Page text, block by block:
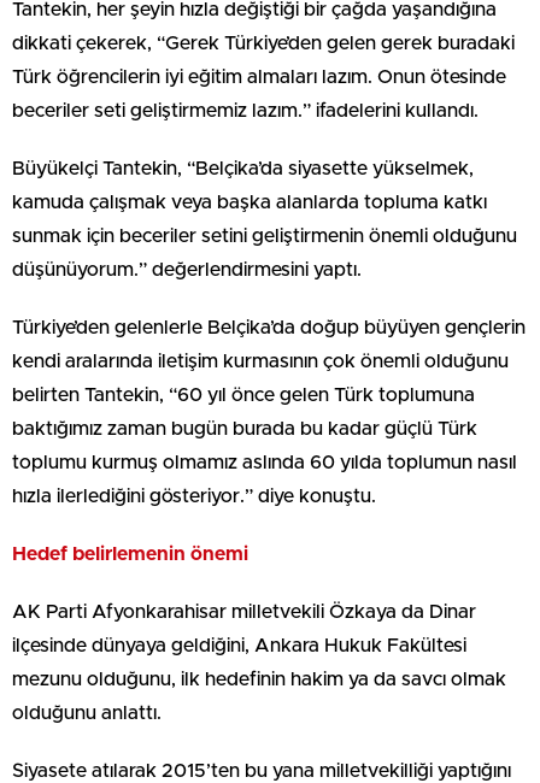
Tantekin, her şeyin hızla değiştiği bir çağda yaşandığına
dikkati çekerek, “Gerek Türkiye’den gelen gerek buradaki
Türk öğrencilerin iyi eğitim almaları lazım. Onun ötesinde
beceriler seti geliştirmemiz lazım.” ifadelerini kullandı.
Büyükelçi Tantekin, “Belçika’da siyasette yükselmek,
kamuda çalışmak veya başka alanlarda topluma katkı
sunmak için beceriler setini geliştirmenin önemli olduğunu
düşünüyorum.” değerlendirmesini yaptı.
Türkiye’den gelenlerle Belçika’da doğup büyüyen gençlerin
kendi aralarında iletişim kurmasının çok önemli olduğunu
belirten Tantekin, “60 yıl önce gelen Türk toplumuna
baktığımız zaman bugün burada bu kadar güçlü Türk
toplumu kurmuş olmamız aslında 60 yılda toplumun nasıl
hızla ilerlediğini gösteriyor.” diye konuştu.
Hedef belirlemenin önemi
AK Parti Afyonkarahisar milletvekili Özkaya da Dinar
ilçesinde dünyaya geldiğini, Ankara Hukuk Fakültesi
mezunu olduğunu, ilk hedefinin hakim ya da savcı olmak
olduğunu anlattı.
Siyasete atılarak 2015’ten bu yana milletvekilliği yaptığını